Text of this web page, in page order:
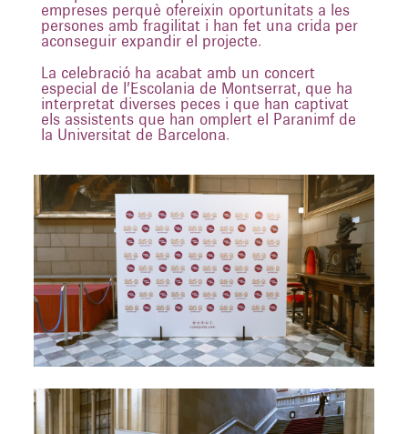
empreses perquè ofereixin oportunitats a les
persones amb fragilitat i han fet una crida per
aconseguir expandir el projecte.
La celebració ha acabat amb un concert
especial de l’Escolania de Montserrat, que ha
interpretat diverses peces i que han captivat
els assistents que han omplert el Paranimf de
la Universitat de Barcelona.